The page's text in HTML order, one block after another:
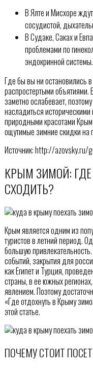
В Ялте и Мисхоре
сосудистой,
В Судаке, Саках и
проблемами по
эндокринной системы.
Где бы вы ни остановились
распростертыми объятиями.
заметно ослабевает,
насладиться
природными красотами
ощутимые зимние скидки на
Источник: http://
КРЫМ ЗИМОЙ:
СХОДИТЬ?
Крым является одним из
туристов в летний период.
большую
событий, закрытия для
как Египет и Турция,
страны, в ее южных
явлением. Поэтому
«Где отдохнуть в Крыму
этой статье.
ПОЧЕМУ СТОИТ